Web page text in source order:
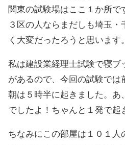
関東の試験場はここ１か所で
３区の人ならまだしも埼玉
く大変だったろうと思います。
私は建設業経理士試験で寝ブ
があるので、今回の試験では
朝は５時半に起きました。あ
でしたよ！ちゃんと１発で起
ちなみにこの部屋は１０１人